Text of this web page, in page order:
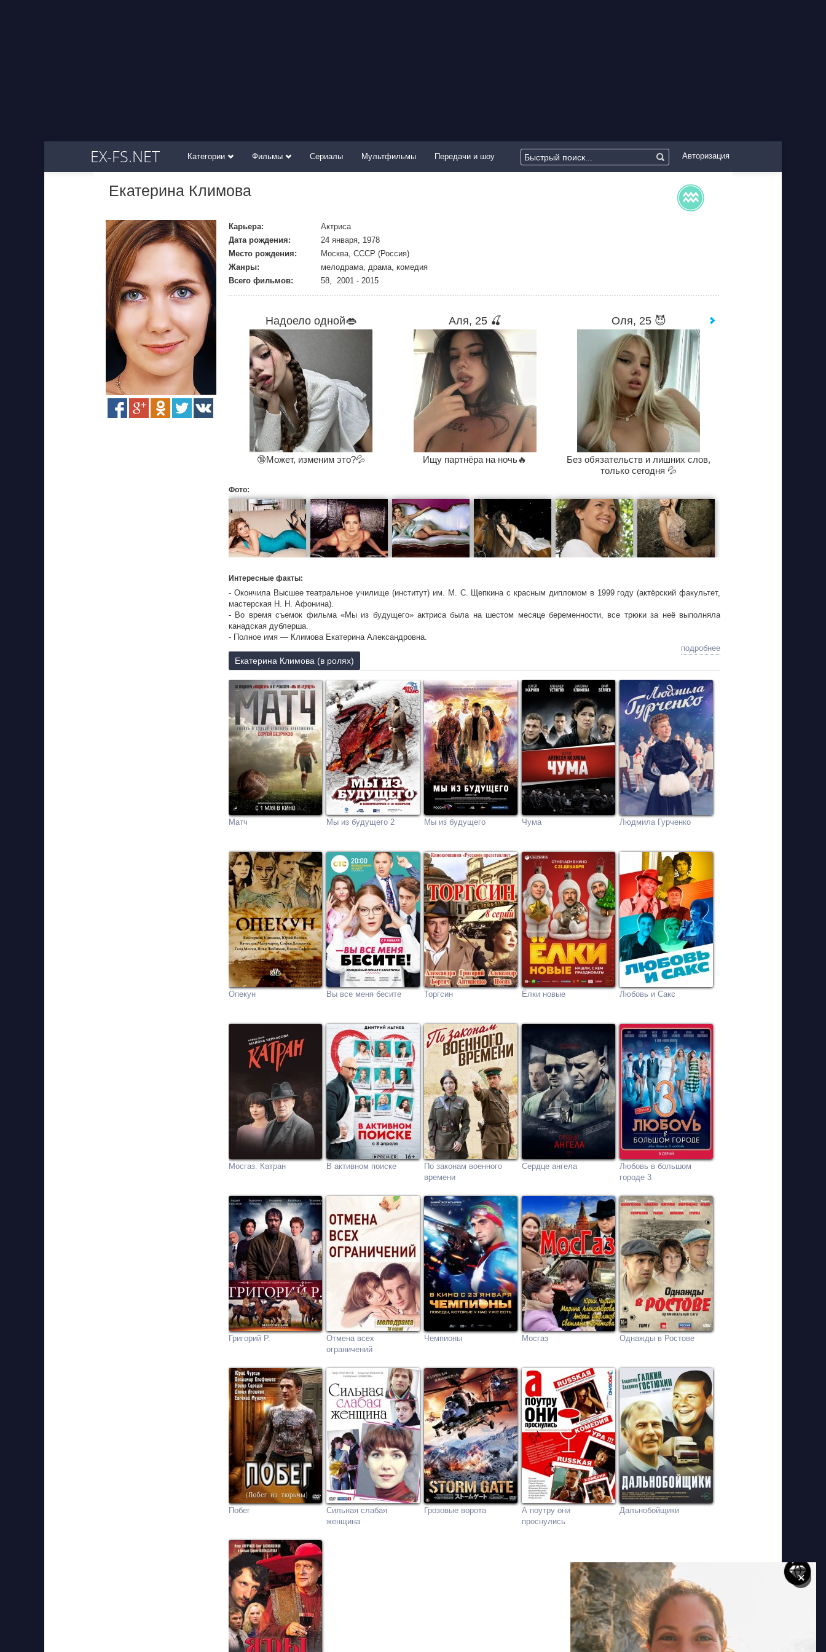
EX-FS.NET Категории Фильмы Сериалы Мультфильмы Передачи и шоу Авторизация
Екатерина Климова
Карьера:
Актриса
Дата рождения:
24 января, 1978
Место рождения:
Москва, СССР (Россия)
Жанры:
мелодрама, драма, комедия
Всего фильмов:
58, 2001 - 2015
Надоело одной👄
🔞Может, изменим это?💦
Аля, 25 🍒
Ищу партнёра на ночь🔥
Оля, 25 😈
Без обязательств и лишних слов,
только сегодня 💦
Фото:
Интересные факты:
- Окончила Высшее театральное училище (институт) им. М. С. Щепкина с красным дипломом в 1999 году (актёрский факультет,
мастерская Н. Н. Афонина).
- Во время съемок фильма «Мы из будущего» актриса была на шестом месяце беременности, все трюки за неё выполняла
канадская дублерша.
- Полное имя — Климова Екатерина Александровна.
подробнее
Екатерина Климова (в ролях)
Матч Мы из будущего 2 Мы из будущего Чума Людмила Гурченко
Опекун Вы все меня бесите Торгсин Ёлки новые Любовь и Сакс
Мосгаз. Катран В активном поиске
По законам военного
времени
Сердце ангела
Любовь в большом
городе 3
Григорий Р.
Отмена всех
ограничений
Чемпионы Мосгаз Однажды в Ростове
Побег
Сильная слабая
женщина
Грозовые ворота
А поутру они
проснулись
Дальнобойщики
✕